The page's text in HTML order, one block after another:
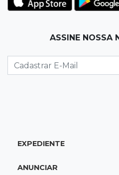
Palmeiras e Vasco
Eleitorado aprova teste
colinha será
Escolas municipais
ASSINE NOSSA
EXPEDIENTE
ANUNCIAR